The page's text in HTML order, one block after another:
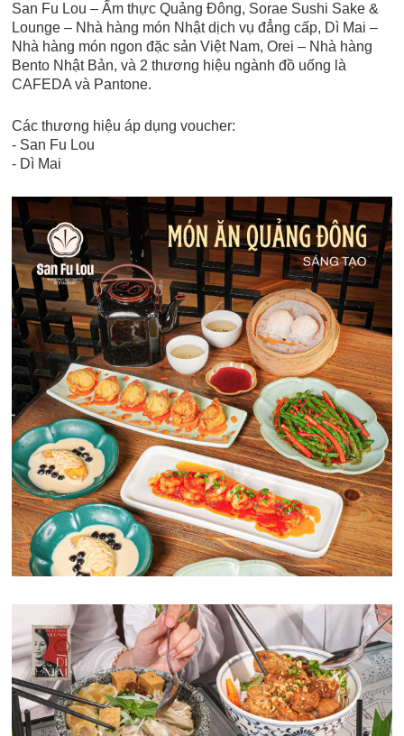
San Fu Lou – Ẩm thực Quảng Đông, Sorae Sushi Sake &
Lounge – Nhà hàng món Nhật dịch vụ đẳng cấp, Dì Mai –
Nhà hàng món ngon đặc sản Việt Nam, Orei – Nhà hàng
Bento Nhật Bản, và 2 thương hiệu ngành đồ uống là
CAFEDA và Pantone.
Các thương hiệu áp dụng voucher:
- San Fu Lou
- Dì Mai